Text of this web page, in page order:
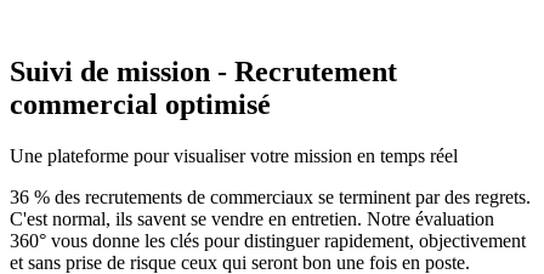
Suivi de mission - Recrutement
commercial optimisé
Une plateforme pour visualiser votre mission en temps réel
36 % des recrutements de commerciaux se terminent par des regrets.
C'est normal, ils savent se vendre en entretien. Notre évaluation
360° vous donne les clés pour distinguer rapidement, objectivement
et sans prise de risque ceux qui seront bon une fois en poste.